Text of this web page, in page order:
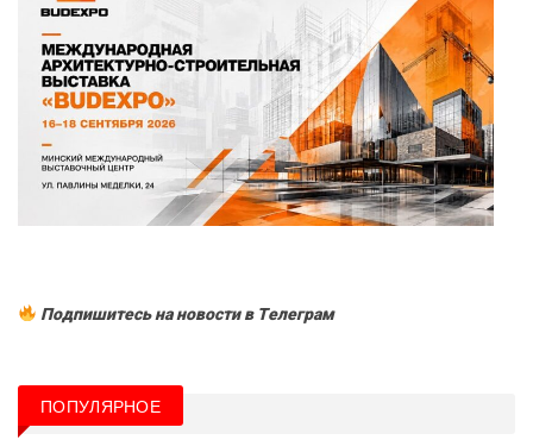
Подпишитесь на новости в Tелеграм
ПОПУЛЯРНОЕ